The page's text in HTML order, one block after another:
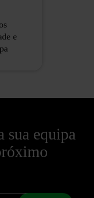
e
sua equipa